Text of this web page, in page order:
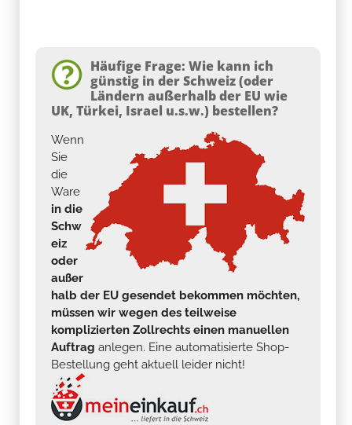
Häufige Frage: Wie kann ich
günstig in der Schweiz (oder
Ländern außerhalb der EU wie
UK, Türkei, Israel u.s.w.) bestellen?
Wenn
Sie
die
Ware
in die
Schw
eiz
oder
außer
halb der EU gesendet bekommen möchten,
müssen wir wegen des teilweise
komplizierten Zollrechts einen manuellen
Auftrag anlegen. Eine automatisierte Shop-
Bestellung geht aktuell leider nicht!